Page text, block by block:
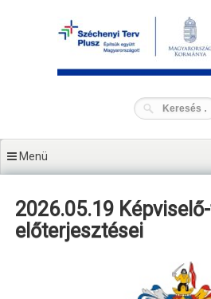
Menü
2026.05.19
előterjesztései